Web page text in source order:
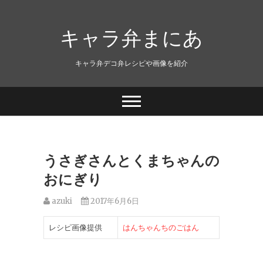
キャラ弁まにあ
キャラ弁デコ弁レシピや画像を紹介
うさぎさんとくまちゃんの
おにぎり
azuki 2017年6月6日
レシピ画像提供 はんちゃんちのごはん